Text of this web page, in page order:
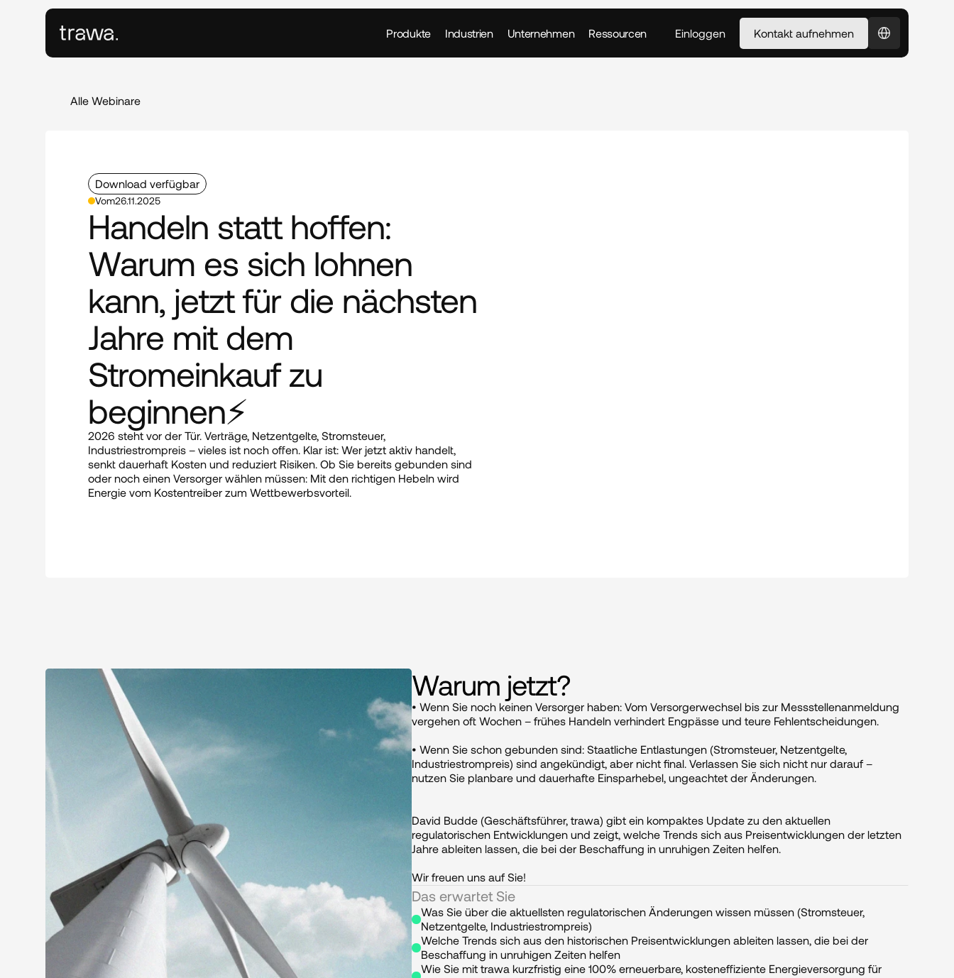
Produkte Industrien Unternehmen Ressourcen Einloggen Kontakt aufnehmen
Select Language
Alle Webinare
Download verfügbar
Vom26.11.2025
Handeln statt hoffen:
Warum es sich lohnen
kann, jetzt für die nächsten
Jahre mit dem
Stromeinkauf zu
beginnen⚡
2026 steht vor der Tür. Verträge, Netzentgelte, Stromsteuer,
Industriestrompreis – vieles ist noch offen. Klar ist: Wer jetzt aktiv handelt,
senkt dauerhaft Kosten und reduziert Risiken. Ob Sie bereits gebunden sind
oder noch einen Versorger wählen müssen: Mit den richtigen Hebeln wird
Energie vom Kostentreiber zum Wettbewerbsvorteil.
Warum jetzt?
• Wenn Sie noch keinen Versorger haben: Vom Versorgerwechsel bis zur Messstellenanmeldung
vergehen oft Wochen – frühes Handeln verhindert Engpässe und teure Fehlentscheidungen.
• Wenn Sie schon gebunden sind: Staatliche Entlastungen (Stromsteuer, Netzentgelte,
Industriestrompreis) sind angekündigt, aber nicht final. Verlassen Sie sich nicht nur darauf –
nutzen Sie planbare und dauerhafte Einsparhebel, ungeachtet der Änderungen.
David Budde (Geschäftsführer, trawa) gibt ein kompaktes Update zu den aktuellen
regulatorischen Entwicklungen und zeigt, welche Trends sich aus Preisentwicklungen der letzten
Jahre ableiten lassen, die bei der Beschaffung in unruhigen Zeiten helfen.
Wir freuen uns auf Sie!
Das erwartet Sie
Was Sie über die aktuellsten regulatorischen Änderungen wissen müssen (Stromsteuer,
Netzentgelte, Industriestrompreis)
Welche Trends sich aus den historischen Preisentwicklungen ableiten lassen, die bei der
Beschaffung in unruhigen Zeiten helfen
Wie Sie mit trawa kurzfristig eine 100% erneuerbare, kosteneffiziente Energieversorgung für